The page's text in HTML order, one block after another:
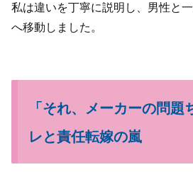
私は違いを丁寧に説明し、男性と
へ移動しました。
「それ、メーカーの問題
レと責任転嫁の嵐